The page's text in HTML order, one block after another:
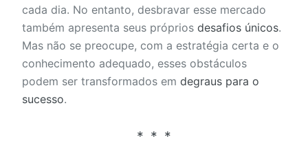
cada dia. No entanto, desbravar esse mercado
também apresenta seus próprios desafios únicos.
Mas não se preocupe, com a estratégia certa e o
conhecimento adequado, esses obstáculos
podem ser transformados em degraus para o
sucesso.